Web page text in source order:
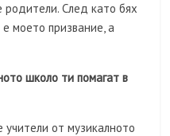
След като бях
моето призвание, а
школо ти помагат в
от музикалното